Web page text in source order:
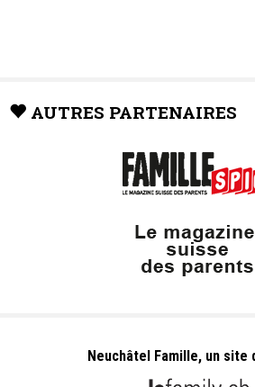
AUTRES PARTENAIRES
Neuchâtel Famille, un site